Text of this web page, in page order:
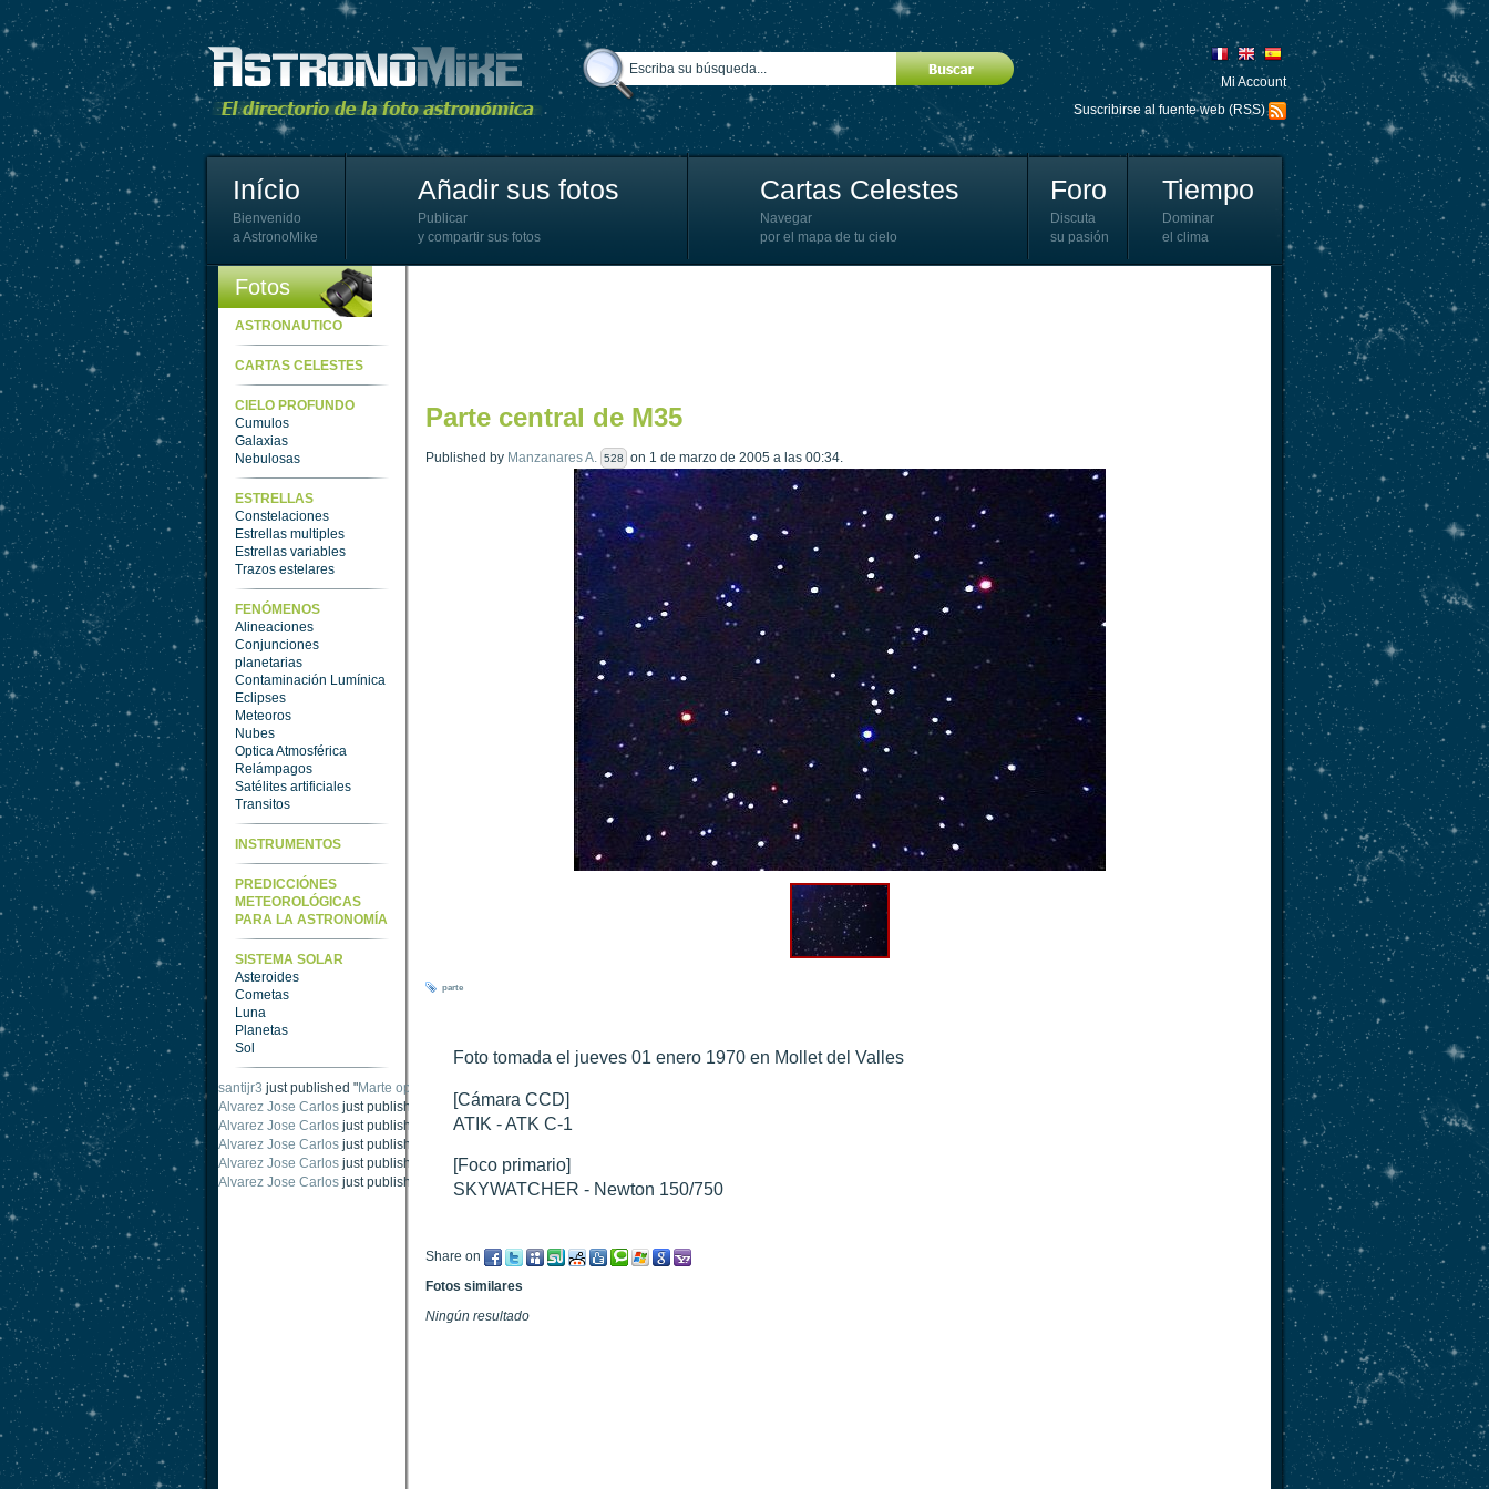
Mi Account
Suscribirse al fuente web (RSS)
Início
Bienvenido
a AstronoMike
Añadir sus fotos
Publicar
y compartir sus fotos
Cartas Celestes
Navegar
por el mapa de tu cielo
Foro
Discuta
su pasión
Tiempo
Dominar
el clima
Fotos
ASTRONAUTICO
CARTAS CELESTES
CIELO PROFUNDO
Cumulos
Galaxias
Nebulosas
ESTRELLAS
Constelaciones
Estrellas multiples
Estrellas variables
Trazos estelares
FENÓMENOS
Alineaciones
Conjunciones
planetarias
Contaminación Lumínica
Eclipses
Meteoros
Nubes
Optica Atmosférica
Relámpagos
Satélites artificiales
Transitos
INSTRUMENTOS
PREDICCIÓNES
METEOROLÓGICAS
PARA LA ASTRONOMÍA
SISTEMA SOLAR
Asteroides
Cometas
Luna
Planetas
Sol
santijr3 just published "Marte oposición 2020
Alvarez Jose Carlos just published " Saturno 20 noviembre 2003
Alvarez Jose Carlos just published " Júpiter 2010".
Alvarez Jose Carlos just published "
Alvarez Jose Carlos just published " Oposición Marte 28 Octubre 2020
Alvarez Jose Carlos just published " Marte oposición octubre 2020 vs NASA ".
Parte central de M35
Published by Manzanares A. 528 on 1 de marzo de 2005 a las 00:34.
parte
Foto tomada el jueves 01 enero 1970 en Mollet del Valles
[Cámara CCD]
ATIK - ATK C-1
[Foco primario]
SKYWATCHER - Newton 150/750
Share on
Fotos similares
Ningún resultado